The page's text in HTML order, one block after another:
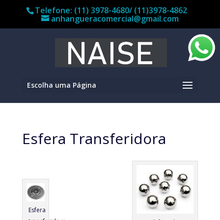
Telefone: (11) 3978-4680/ (11)3978-4862
anhangueracomercial@gmail.com
Escolha uma Página
Esfera Transferidora
Esfera